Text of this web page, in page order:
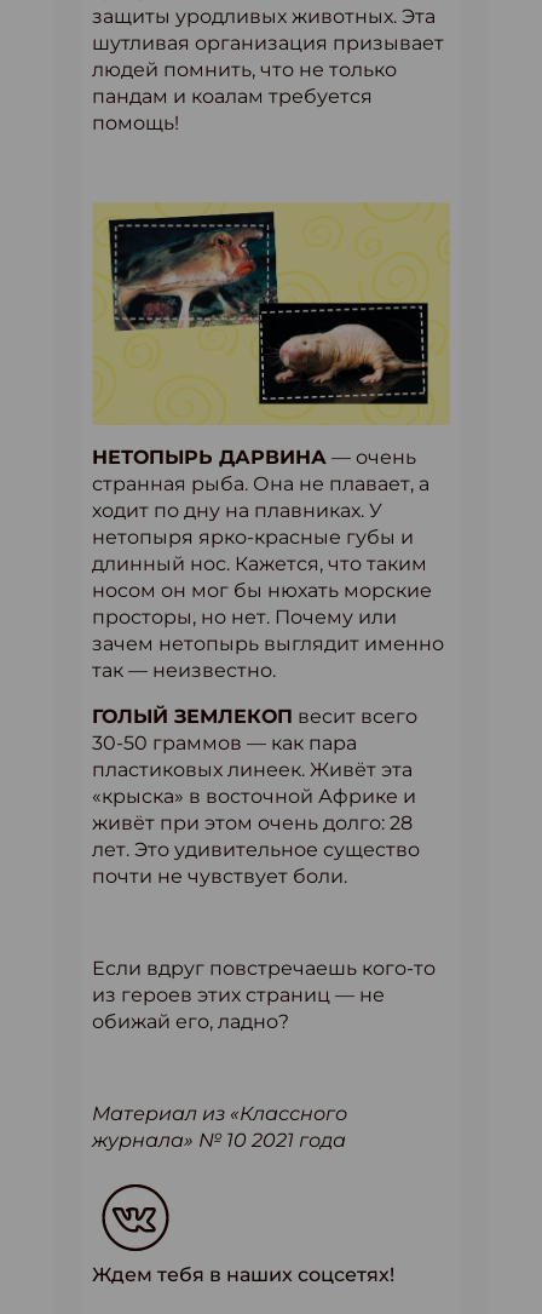
защиты уродливых животных. Эта
шутливая организация призывает
людей помнить, что не только
пандам и коалам требуется
помощь!
НЕТОПЫРЬ ДАРВИНА — очень
странная рыба. Она не плавает, а
ходит по дну на плавниках. У
нетопыря ярко-красные губы и
длинный нос. Кажется, что таким
носом он мог бы нюхать морские
просторы, но нет. Почему или
зачем нетопырь выглядит именно
так — неизвестно.
ГОЛЫЙ ЗЕМЛЕКОП весит всего
30-50 граммов — как пара
пластиковых линеек. Живёт эта
«крыска» в восточной Африке и
живёт при этом очень долго: 28
лет. Это удивительное существо
почти не чувствует боли.
Если вдруг повстречаешь кого-то
из героев этих страниц — не
обижай его, ладно?
Материал из «Классного
журнала» № 10 2021 года
Ждем тебя в наших соцсетях!